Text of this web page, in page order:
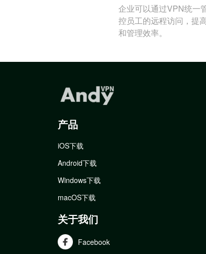
企业可以通过VPN统一
控员工的远程访问，提
和管理效率。
产品
iOS下载
Android下载
Windows下载
macOS下载
关于我们
Facebook